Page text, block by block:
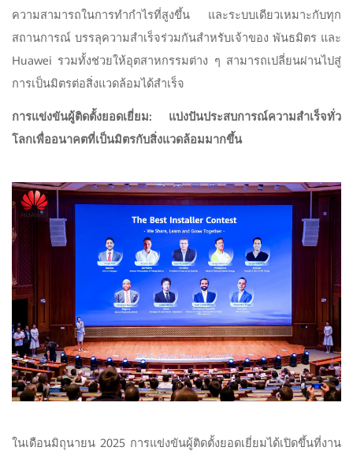
ความสามารถในการทำกำไรที่สูงขึ้น และระบบเดียวเหมาะกับทุก
สถานการณ์ บรรลุความสำเร็จร่วมกันสำหรับเจ้าของ พันธมิตร และ
Huawei รวมทั้งช่วยให้อุตสาหกรรมต่าง ๆ สามารถเปลี่ยนผ่านไปสู่
การเป็นมิตรต่อสิ่งแวดล้อมได้สำเร็จ
การแข่งขันผู้ติดตั้งยอดเยี่ยม: แบ่งปันประสบการณ์ความสำเร็จทั่ว
โลกเพื่ออนาคตที่เป็นมิตรกับสิ่งแวดล้อมมากขึ้น
ในเดือนมิถุนายน 2025 การแข่งขันผู้ติดตั้งยอดเยี่ยมได้เปิดขึ้นที่งาน